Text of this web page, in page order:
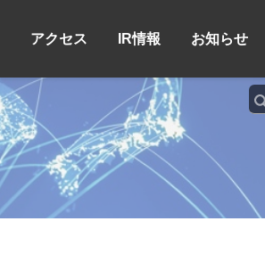
アクセス IR情報 お知らせ